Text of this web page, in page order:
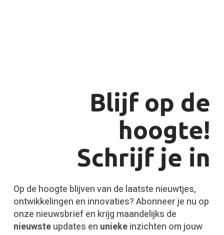
Blijf op de
hoogte!
Schrijf je in
Op de hoogte blijven van de laatste nieuwtjes,
ontwikkelingen en innovaties? Abonneer je nu op
onze nieuwsbrief en krijg maandelijks de
nieuwsteupdates en uniekeinzichten om jouw